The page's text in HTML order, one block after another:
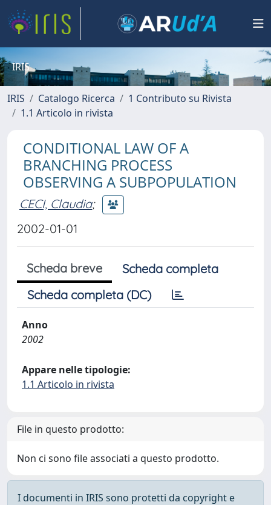
IRIS
IRIS Catalogo Ricerca
1 Contributo su Rivista
1.1 Articolo in rivista
CONDITIONAL LAW OF A
BRANCHING PROCESS
OBSERVING A SUBPOPULATION
CECI, Claudia;
2002-01-01
Scheda breve
Scheda completa
Scheda completa (DC)
Anno
2002
Appare nelle tipologie:
1.1 Articolo in rivista
File in questo prodotto:
Non ci sono file associati a questo prodotto.
I documenti in IRIS sono protetti da copyright e